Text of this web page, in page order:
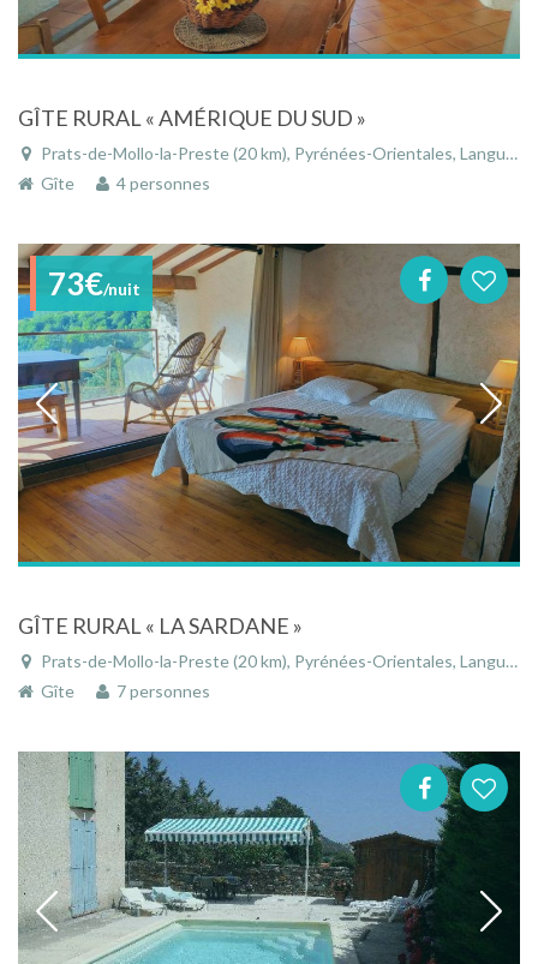
GÎTE RURAL « AMÉRIQUE DU SUD »
Prats-de-Mollo-la-Preste (20 km), Pyrénées-Orientales, Languedoc-Roussillon, Occitanie, France
Gîte
4 personnes
73€/nuit
GÎTE RURAL « LA SARDANE »
Prats-de-Mollo-la-Preste (20 km), Pyrénées-Orientales, Languedoc-Roussillon, Occitanie, France
Gîte
7 personnes